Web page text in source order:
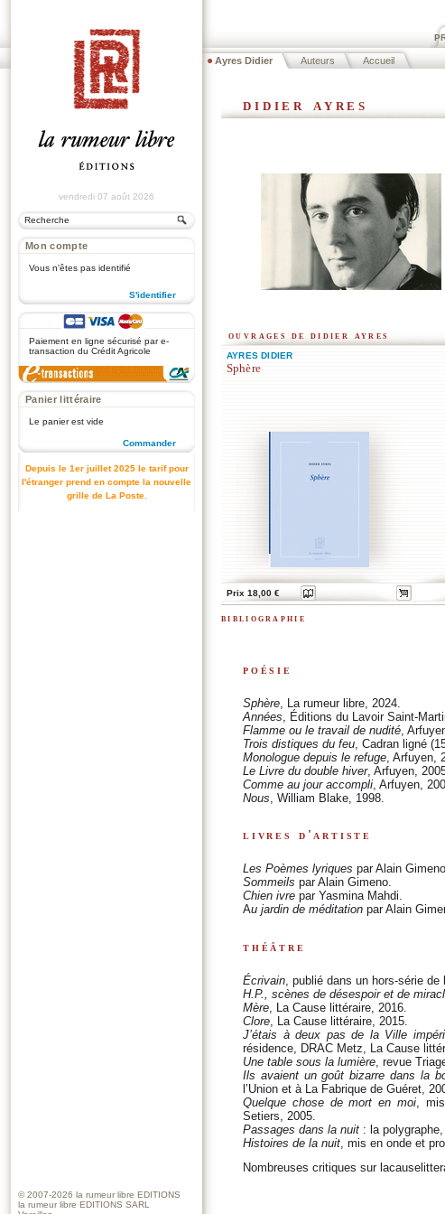
Ayres Didier Auteurs Accueil
vendredi 07 août 2026
Mon compte
Vous n'êtes pas identifié
S'identifier
Paiement en ligne sécurisé par e-
transaction du Crédit Agricole
Panier littéraire
Le panier est vide
Commander
Depuis le 1er juillet 2025 le tarif pour
l'étranger prend en compte la nouvelle
grille de La Poste.
didier ayres
ouvrages de didier ayres
AYRES DIDIER
Sphère
Prix 18,00 €
bibliographie
poésie
Sphère , La rumeur libre, 2024.
Années , Éditions du Lavoir Saint-
Flamme ou le travail de nudité ,
Trois distiques du feu , Cadran ligné
Monologue depuis le refuge , Arfuyen,
Le Livre du double hiver, Arfuyen,
Comme au jour accompli , Arfuyen,
Nous , William Blake, 1998.
livres d'artiste
Les Poèmes lyriques par Alain
Sommeils par Alain Gimeno.
Chien ivre par Yasmina Mahdi.
Au jardin de méditation par Alain
théâtre
Écrivain , publié dans un hors-série
H.P.,
scènes de désespoir et de
Mère , La Cause littéraire, 2016.
Clore , La Cause littéraire, 2015.
J’étais à deux pas de la Ville
résidence, DRAC Metz, La Cause
Une table sous la lumière , revue
Ils avaient un goût bizarre dans la
l’Union et à La Fabrique de Guéret,
Quelque chose de mort en moi,
Setiers, 2005.
Passages dans la nuit : la polygraphe,
Histoires de la nuit , mis en onde et
Nombreuses critiques sur
© 2007-2026 la rumeur libre EDITIONS
la rumeur libre EDITIONS SARL